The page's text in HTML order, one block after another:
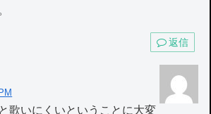
返信
歌いにくいということに大変